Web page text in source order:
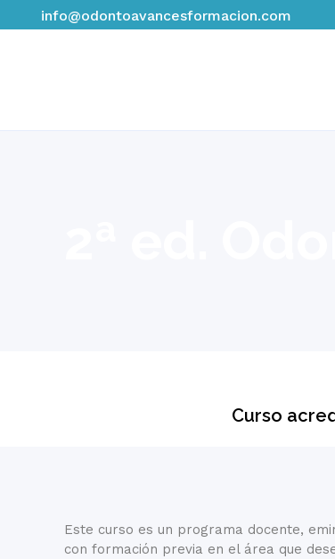
info@odontoavancesformacion.com
Curso
Este curso es un programa docente,
con formación previa en el área que